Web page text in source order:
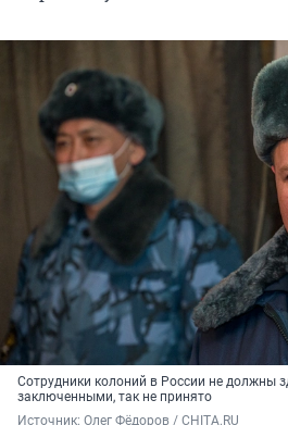
Сотрудники колоний в России не должны
заключенными, так не принято
Источник: Олег Фёдоров / CHITA.RU